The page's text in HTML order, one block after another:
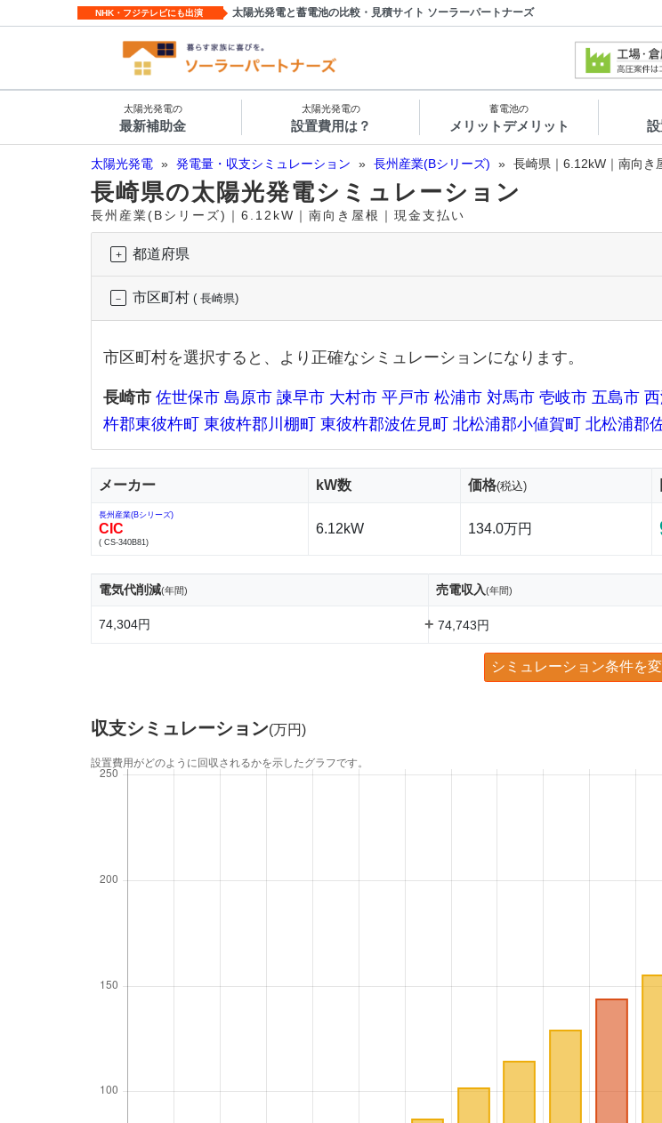
NHK・フジテレビにも出演 太陽光発電と蓄電池の比較・見積サイト ソーラーパートナーズ
太陽光発電の
最新補助金
太陽光発電の
設置費用は？
蓄電池の
メリットデメリット
太陽光発電 » 発電量・収支シミュレーション » 長州産業(Bシリーズ) » 長崎県｜6.12kW｜南向き
長崎県の太陽光発電シミュレーション
長州産業(Bシリーズ)｜6.12kW｜南向き屋根｜現金支払い
都道府県
市区町村 ( 長崎県)
市区町村を選択すると、より正確なシミュレーションになります。
長崎市 佐世保市 島原市 諫早市 大村市 平戸市 松浦市 対馬市 壱岐市 五島市
杵郡東彼杵町
東彼杵郡川棚町 東彼杵郡波佐見町 北松浦郡小値賀町 北松浦郡
メーカー kW数 価格(税込)
長州産業(Bシリーズ)
CIC
( CS-340B81)
6.12kW 134.0万円
電気代削減(年間) 売電収入(年間)
74,304円 + 74,743円
シミュレーション条件を
収支シミュレーション(万円)
設置費用がどのように回収されるかを示したグラフです。